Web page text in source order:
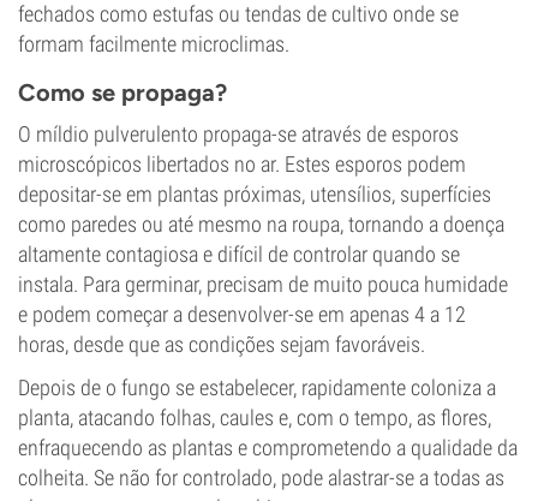
fechados como estufas ou tendas de cultivo onde se
formam facilmente microclimas.
Como se propaga?
O míldio pulverulento propaga-se através de esporos
microscópicos libertados no ar. Estes esporos podem
depositar-se em plantas próximas, utensílios, superfícies
como paredes ou até mesmo na roupa, tornando a doença
altamente contagiosa e difícil de controlar quando se
instala. Para germinar, precisam de muito pouca humidade
e podem começar a desenvolver-se em apenas 4 a 12
horas, desde que as condições sejam favoráveis.
Depois de o fungo se estabelecer, rapidamente coloniza a
planta, atacando folhas, caules e, com o tempo, as flores,
enfraquecendo as plantas e comprometendo a qualidade da
colheita. Se não for controlado, pode alastrar-se a todas as